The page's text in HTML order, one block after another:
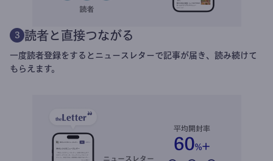
3 読者と直接つながる
一度読者登録をするとニュースレターで記事が届き、読み続けて
もらえます。